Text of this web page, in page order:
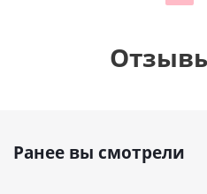
Ранее вы смотрели